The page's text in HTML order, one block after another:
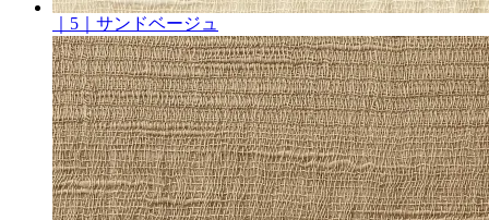
｜5｜サンドベージュ